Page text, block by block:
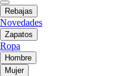
Rebajas
Novedades
Zapatos
Ropa
Hombre
Mujer